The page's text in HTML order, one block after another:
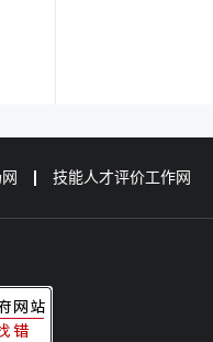
技能人才评价工作网